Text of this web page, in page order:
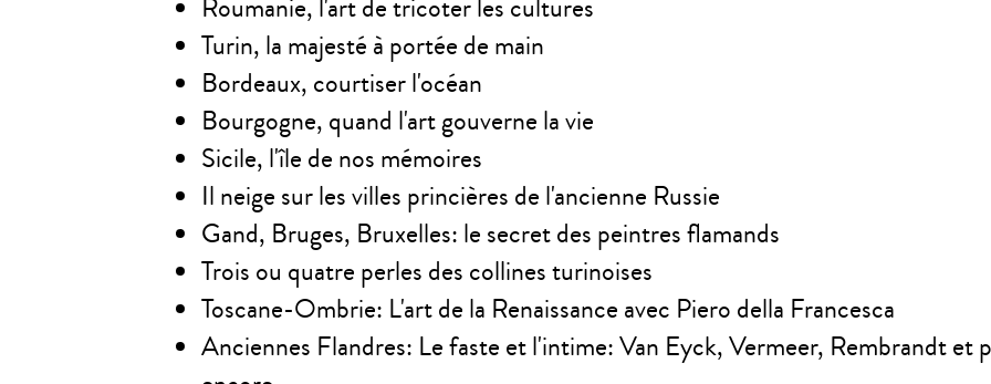
Roumanie, l'art de tricoter les cultures
Turin, la majesté à portée de main
Bordeaux, courtiser l'océan
Bourgogne, quand l'art gouverne la vie
Sicile, l'île de nos mémoires
Il neige sur les villes princières de l'ancienne Russie
Gand, Bruges, Bruxelles: le secret des peintres flamands
Trois ou quatre perles des collines turinoises
Toscane-Ombrie: L'art de la Renaissance avec Piero della Francesca
Anciennes Flandres: Le faste et l'intime: Van Eyck, Vermeer, Rembrandt et